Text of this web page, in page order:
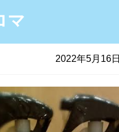
マ
2022年5月16日